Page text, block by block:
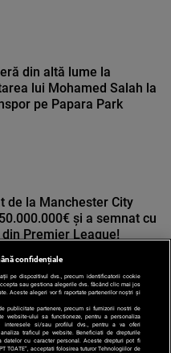
din altă lume la
lui Mohamed Salah la
pe Papara Park
de la Manchester City
și a semnat cu
Premier League!
confidențiale
pe dispozitivul dvs., precum identificatorii cookie
sau gestiona alegerile dvs. făcând clic mai jos
Aceste alegeri vor fi raportate partenerilor noștri și
publicitate partenere, precum si furnizorii nostri de
website-ului sa functioneze, pentru a personaliza
si/sau profilul dvs., pentru a va oferi
traficul pe website. Beneficiati de drepturile
datelor cu caracter personal. Aceste drepturi pot fi
TOATE”, acceptati folosirea tuturor Tehnologiilor de